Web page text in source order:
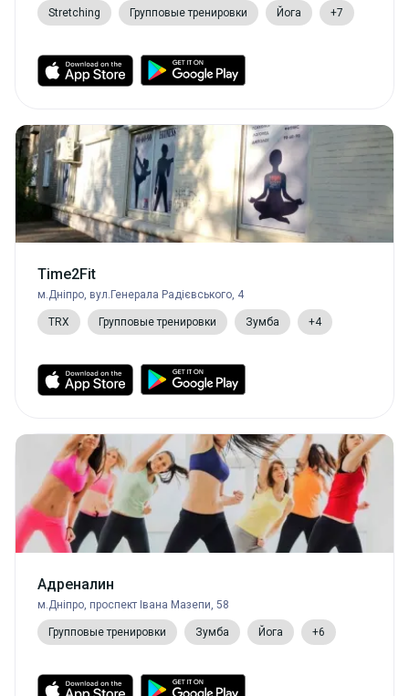
Stretching Групповые тренировки Йога +7
Time2Fit
м.Дніпро, вул.Генерала Радієвського, 4
TRX Групповые тренировки Зумба +4
Адреналин
м.Дніпро, проспект Івана Мазепи, 58
Групповые тренировки Зумба Йога +6